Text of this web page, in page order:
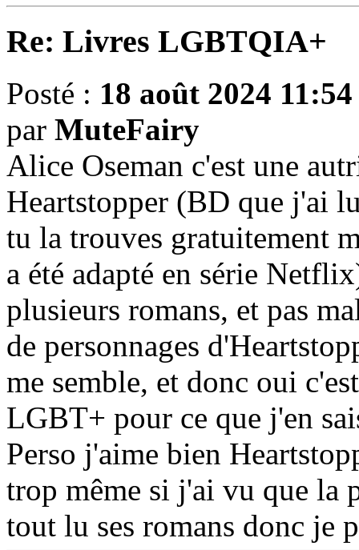
Re: Livres LGBTQIA+
Posté : 18 août 2024 11:54
par MuteFairy
Alice Oseman c'est une
Heartstopper (BD que j'ai
tu la trouves gratuitement
a été adapté en série
plusieurs romans, et pas
de personnages
me semble, et donc oui
LGBT+ pour ce que j'en
Perso j'aime bien
trop même si j'ai vu que la
tout lu ses romans donc je